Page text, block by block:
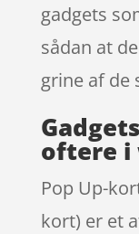
gadgets
sådan at
grine af de
oftere i
Pop Up-
kort) er et